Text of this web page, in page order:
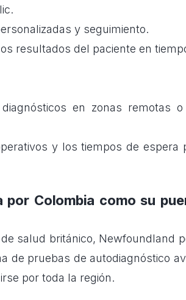
y seguimiento.
resultados del paciente en
en zonas remotas
y los tiempos de espera
por Colombia como su
salud británico, Newfoundland
de pruebas de autodiagnóstico
por toda la región.